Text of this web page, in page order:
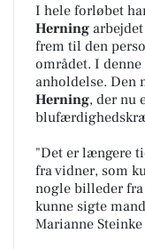
I hele forløbet
Herning
frem til den
området. I
anholdelse. Den
Herning, der nu
"Det er længere
fra vidner, som
nogle billeder
kunne sigte
Marianne